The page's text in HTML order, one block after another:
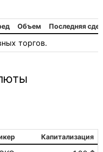
Объем Последняя
торгов.
Капитализация